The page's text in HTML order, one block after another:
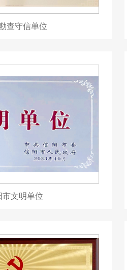
查守信单位
市文明单位